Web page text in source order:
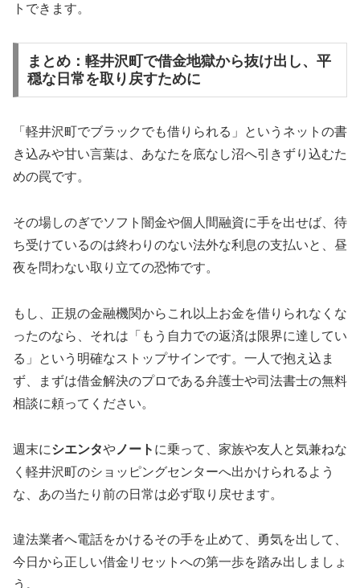
トできます。
まとめ：軽井沢町で借金地獄から抜け出し、平
穏な日常を取り戻すために
「軽井沢町でブラックでも借りられる」というネットの書
き込みや甘い言葉は、あなたを底なし沼へ引きずり込むた
めの罠です。
その場しのぎでソフト闇金や個人間融資に手を出せば、待
ち受けているのは終わりのない法外な利息の支払いと、昼
夜を問わない取り立ての恐怖です。
もし、正規の金融機関からこれ以上お金を借りられなくな
ったのなら、それは「もう自力での返済は限界に達してい
る」という明確なストップサインです。一人で抱え込ま
ず、まずは借金解決のプロである弁護士や司法書士の無料
相談に頼ってください。
週末にシエンタや ノート に乗って、家族や友人と気兼ねな
く軽井沢町のショッピングセンターへ出かけられるよう
な、あの当たり前の日常は必ず取り戻せます。
違法業者へ電話をかけるその手を止めて、勇気を出して、
今日から正しい借金リセットへの第一歩を踏み出しましょ
う。